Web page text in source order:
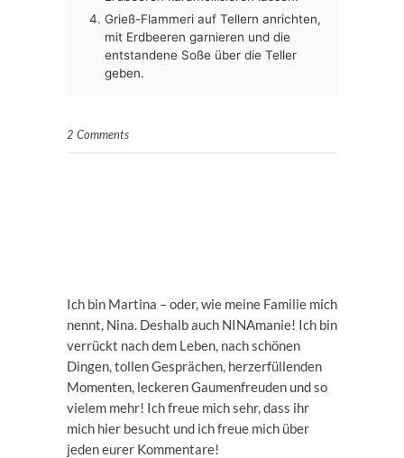
Grieß-Flammeri auf Tellern anrichten,
mit Erdbeeren garnieren und die
entstandene Soße über die Teller
geben.
2 Comments
Ich bin Martina – oder, wie meine Familie mich
nennt, Nina. Deshalb auch NINAmanie! Ich bin
verrückt nach dem Leben, nach schönen
Dingen, tollen Gesprächen, herzerfüllenden
Momenten, leckeren Gaumenfreuden und so
vielem mehr! Ich freue mich sehr, dass ihr
mich hier besucht und ich freue mich über
jeden eurer Kommentare!